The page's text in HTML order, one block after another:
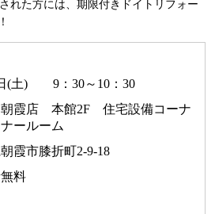
れた方には、期限付きドイトリフォー
(土) 9：30～10：30
朝霞店 本館2F 住宅設備コーナ
ールーム
霞市膝折町2-9-18
料